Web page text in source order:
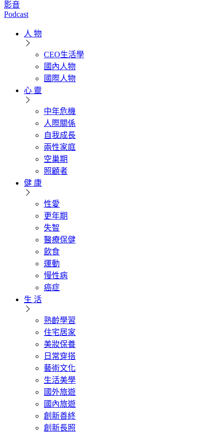
影音
Podcast
人 物
CEO生活學
國內人物
國際人物
心 靈
中年危機
人際關係
自我成長
兩性家庭
空巢期
照顧者
健 康
性愛
更年期
失智
醫療保健
飲食
運動
慢性病
癌症
生 活
熟齡學習
住宅居家
美妝保養
日常穿搭
藝術文化
生活美學
國外旅遊
國內旅遊
創新善終
創新長照